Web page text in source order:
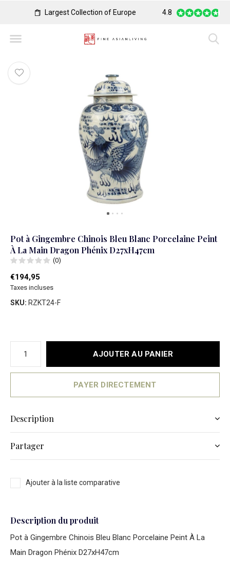
Largest Collection of Europe Worldwide Fast
4.8
Pot à Gingembre Chinois Bleu Blanc Porcelaine Peint
À La Main Dragon Phénix D27xH47cm
(0)
€194,95
Taxes incluses
SKU: RZKT24-F
AJOUTER AU PANIER
PAYER DIRECTEMENT
Description
Partager
Ajouter à la liste comparative
Description du produit
Pot à Gingembre Chinois Bleu Blanc Porcelaine Peint À La
Main Dragon Phénix D27xH47cm